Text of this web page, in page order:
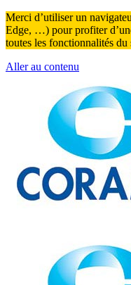
Merci d’utiliser un
Edge, …) pour profiter
toutes les fonctionnalités du
Aller au contenu